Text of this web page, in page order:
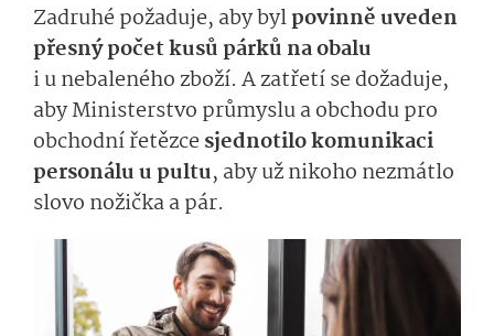
Zadruhé požaduje, aby bylpovinně uveden
přesný počet kusů párků na obalu
i u nebaleného zboží. A zatřetí se dožaduje,
aby Ministerstvo průmyslu a obchodu pro
obchodní řetězcesjednotilo komunikaci
personálu u pultu, aby už nikoho nezmátlo
slovo nožička a pár.